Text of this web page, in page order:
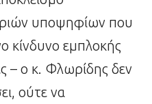
υποψηφίων που
κίνδυνο εμπλοκής
– ο κ. Φλωρίδης δεν
ούτε να